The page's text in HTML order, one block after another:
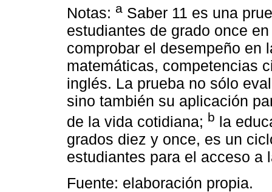
Notas: a Saber 11 es una
estudiantes de grado once
comprobar el desempeño en
matemáticas, competencias
inglés. La prueba no sólo
sino también su aplicación
de la vida cotidiana; b la
grados diez y once, es un
estudiantes para el acceso a
Fuente: elaboración propia.